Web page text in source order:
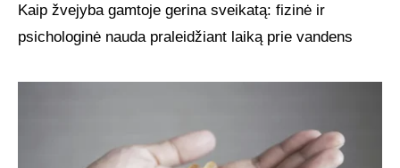
Kaip žvejyba gamtoje gerina sveikatą: fizinė ir
psichologinė nauda praleidžiant laiką prie vandens